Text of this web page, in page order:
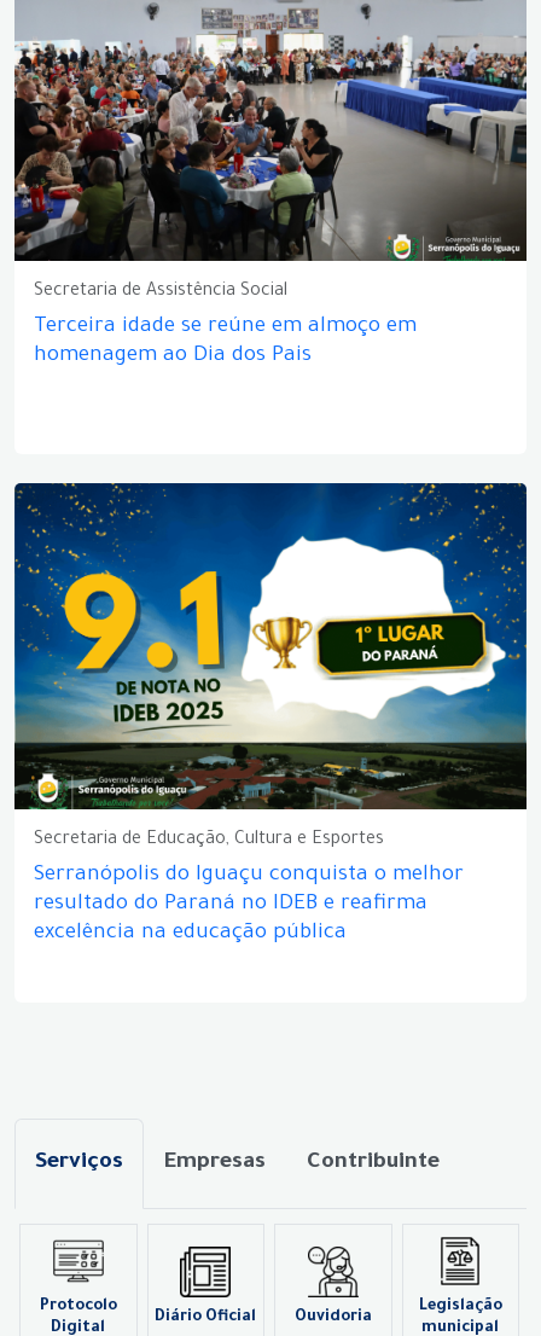
Secretaria de Assistência Social
Terceira idade se reúne em almoço em
homenagem ao Dia dos Pais
Secretaria de Educação, Cultura e Esportes
Serranópolis do Iguaçu conquista o melhor
resultado do Paraná no IDEB e reafirma
excelência na educação pública
Serviços Empresas Contribuinte
Protocolo
Digital
Diário Oficial Ouvidoria
Legislação
municipal